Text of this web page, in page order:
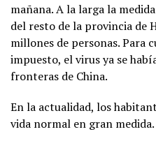
mañana. A la larga la
del resto de la provincia de
millones de personas. Para
impuesto, el virus ya se
fronteras de China.
En la actualidad, los
vida normal en gran medida.